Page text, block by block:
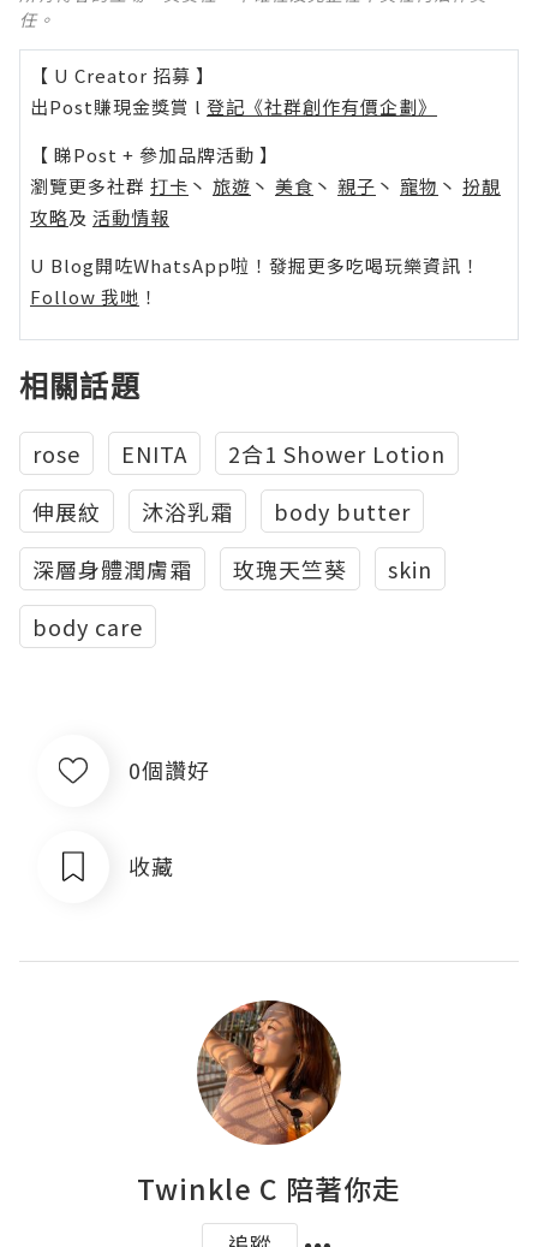
任。
【 U Creator 招募 】
出Post賺現金獎賞 l 登記《社群創作有價企劃》
【 睇Post + 參加品牌活動 】
瀏覽更多社群 打卡 丶 旅遊 丶 美食 丶 親子 丶 寵物 丶 扮靚
攻略及 活動情報
U Blog開咗WhatsApp啦！發掘更多吃喝玩樂資訊！
Follow 我哋 ！
相關話題
rose ENITA
2合1 Shower Lotion
伸展紋
沐浴乳霜
body butter
深層身體潤膚霜
玫瑰天竺葵
skin
body care
0個讚好
收藏
Twinkle C 陪著你走